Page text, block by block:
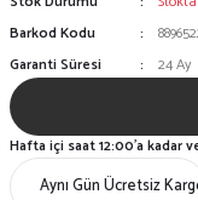
Barkod Kodu
Garanti Süresi
24 Ay
Aynı Gün Ücretsiz
Hafta içi saat 12:00'a kadar